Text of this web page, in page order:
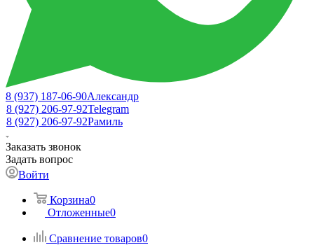
8 (937) 187-06-90Александр
8 (927) 206-97-92Telegram
8 (927) 206-97-92Рамиль
Заказать звонок
Задать вопрос
Войти
Корзина0
Отложенные0
Сравнение товаров0